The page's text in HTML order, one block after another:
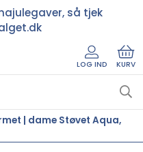
så tjek
LOG IND KURV
| dame Støvet Aqua,